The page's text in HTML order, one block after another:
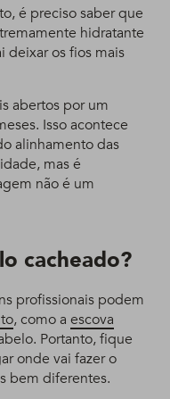
é preciso saber que
hidratante
deixar os fios mais
abertos por um
Isso acontece
alinhamento das
mas é
não é um
cacheado?
profissionais podem
, como a escova
Portanto, fique
onde vai fazer o
bem diferentes.